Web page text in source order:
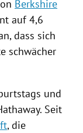
Berkshire
auf 4,6
dass sich
schwächer
und
. Seit
, die